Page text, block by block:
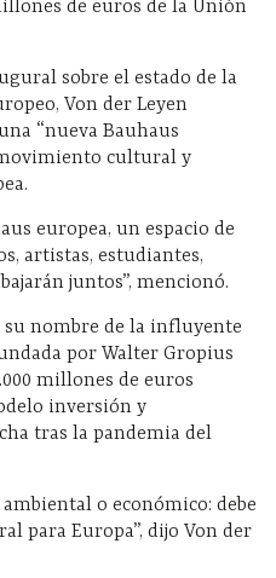
de euros de la Unión
sobre el estado de la
Von der Leyen
“nueva Bauhaus
cultural y
europea, un espacio de
artistas, estudiantes,
juntos”, mencionó.
su nombre de la influyente
por Walter Gropius
millones de euros
inversión y
tras la pandemia del
o económico: debe
para Europa”, dijo Von der